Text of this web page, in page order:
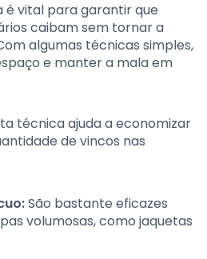
é vital para garantir que
caibam sem tornar a
algumas técnicas simples,
e manter a mala em
técnica ajuda a economizar
de vincos nas
São bastante eficazes
volumosas, como jaquetas